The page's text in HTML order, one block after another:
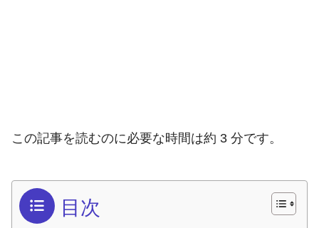
この記事を読むのに必要な時間は約 3 分です。
目次